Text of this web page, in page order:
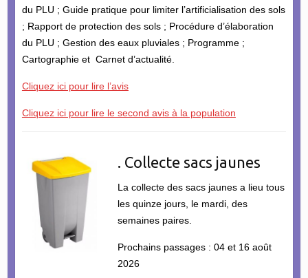
du PLU ; Guide pratique pour limiter l’artificialisation des sols
; Rapport de protection des sols ; Procédure d’élaboration
du PLU ; Gestion des eaux pluviales ; Programme ;
Cartographie et Carnet d’actualité.
Cliquez ici pour lire l’avis
Cliquez ici pour lire le second avis à la population
. Collecte sacs jaunes
La collecte des sacs jaunes a lieu tous
les quinze jours, le mardi, des
semaines paires.
Prochains passages : 04 et 16 août
2026